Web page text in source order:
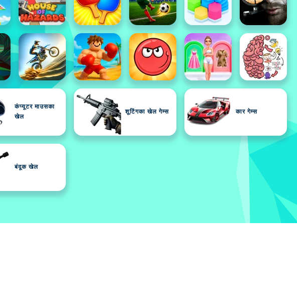
कंप्यूटर माउसका
खेल
शूटिंगका खेल गेम्स कार गेम्स
बंदूक खेल